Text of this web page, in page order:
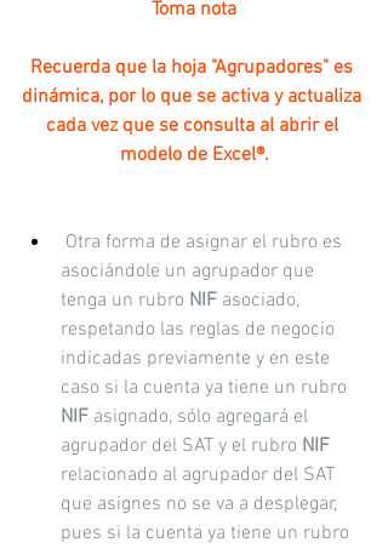
Toma nota
Recuerda que la hoja "Agrupadores" es
dinámica, por lo que se activa y actualiza
cada vez que se consulta al abrir el
modelo de Excel®.
asociándole un agrupador que
tenga un rubro NIF asociado,
respetando las reglas de negocio
indicadas previamente y en este
caso si la cuenta ya tiene un rubro
NIF asignado, sólo agregará el
agrupador del SAT y el rubro NIF
relacionado al agrupador del SAT
que asignes no se va a desplegar,
pues si la cuenta ya tiene un rubro